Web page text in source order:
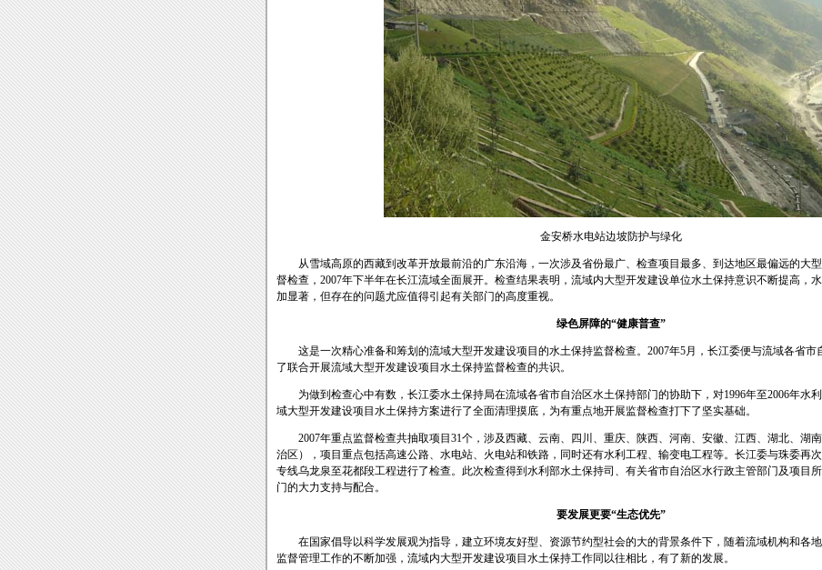
金安桥水电站边坡防护与绿化
从雪域高原的西藏到改革开放最前沿的广东沿海，一次涉及省份最广、检查项目最多、到达地区最偏远的大
督检查，2007年下半年在长江流域全面展开。检查结果表明，流域内大型开发建设单位水土保持意识不断提高，
加显著，但存在的问题尤应值得引起有关部门的高度重视。
绿色屏障的“健康普查”
这是一次精心准备和筹划的流域大型开发建设项目的水土保持监督检查。2007年5月，长江委便与流域各省市
了联合开展流域大型开发建设项目水土保持监督检查的共识。
为做到检查心中有数，长江委水土保持局在流域各省市自治区水土保持部门的协助下，对1996年至2006年水
域大型开发建设项目水土保持方案进行了全面清理摸底，为有重点地开展监督检查打下了坚实基础。
2007年重点监督检查共抽取项目31个，涉及西藏、云南、四川、重庆、陕西、河南、安徽、江西、湖北、湖南
治区），项目重点包括高速公路、水电站、火电站和铁路，同时还有水利工程、输变电工程等。长江委与珠委再
专线乌龙泉至花都段工程进行了检查。此次检查得到水利部水土保持司、有关省市自治区水行政主管部门及项目
门的大力支持与配合。
要发展更要“生态优先”
在国家倡导以科学发展观为指导，建立环境友好型、资源节约型社会的大的背景条件下，随着流域机构和各
监督管理工作的不断加强，流域内大型开发建设项目水土保持工作同以往相比，有了新的发展。